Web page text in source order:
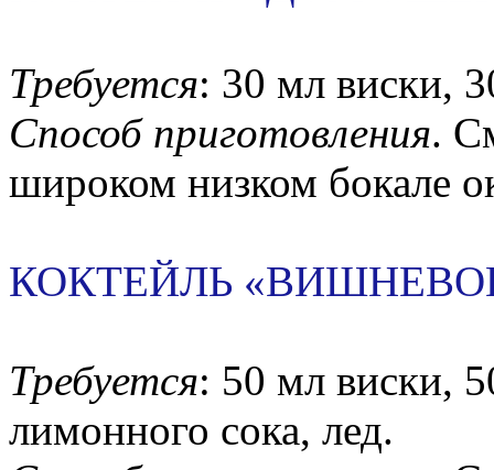
Требуется: 30 мл виски,
Способ приготовления.
широком низком бокале
КОКТЕЙЛЬ
Требуется: 50 мл виски,
лимонного сока, лед.